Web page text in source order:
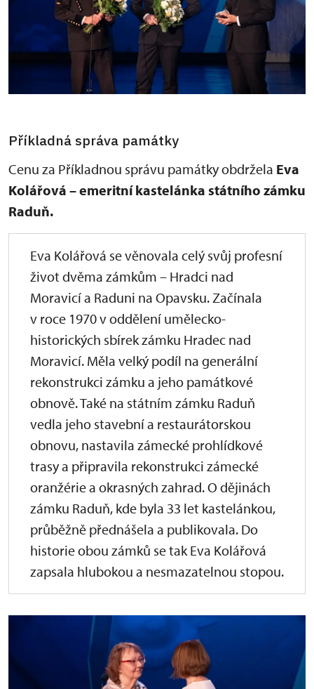
Příkladná správa památky
Cenu za Příkladnou správu památky obdržela Eva
Kolářová – emeritní kastelánka státního zámku
Raduň.
Eva Kolářová se věnovala celý svůj profesní
život dvěma zámkům – Hradci nad
Moravicí a Raduni na Opavsku. Začínala
v roce 1970 v oddělení umělecko-
historických sbírek zámku Hradec nad
Moravicí. Měla velký podíl na generální
rekonstrukci zámku a jeho památkové
obnově. Také na státním zámku Raduň
vedla jeho stavební a restaurátorskou
obnovu, nastavila zámecké prohlídkové
trasy a připravila rekonstrukci zámecké
oranžérie a okrasných zahrad. O dějinách
zámku Raduň, kde byla 33 let kastelánkou,
průběžně přednášela a publikovala. Do
historie obou zámků se tak Eva Kolářová
zapsala hlubokou a nesmazatelnou stopou.